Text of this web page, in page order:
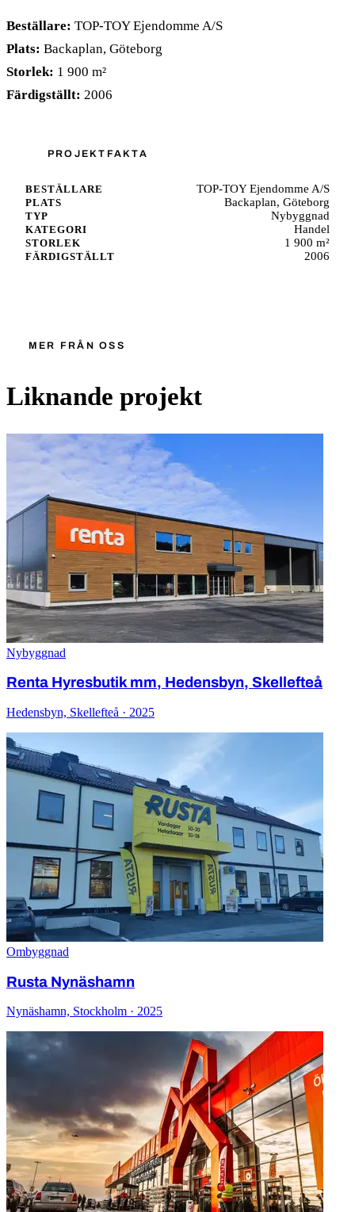
Beställare: TOP-TOY Ejendomme A/S
Plats: Backaplan, Göteborg
Storlek: 1 900 m²
Färdigställt: 2006
PROJEKTFAKTA
BESTÄLLARE TOP-TOY Ejendomme A/S
PLATS Backaplan, Göteborg
TYP Nybyggnad
KATEGORI Handel
STORLEK 1 900 m²
FÄRDIGSTÄLLT 2006
MER FRÅN OSS
Liknande projekt
Nybyggnad
Renta Hyresbutik mm, Hedensbyn, Skellefteå
Hedensbyn, Skellefteå · 2025
Ombyggnad
Rusta Nynäshamn
Nynäshamn, Stockholm · 2025